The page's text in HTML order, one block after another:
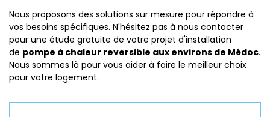
Nous proposons des solutions sur mesure pour répondre à
vos besoins spécifiques. N'hésitez pas à nous contacter
pour une étude gratuite de votre projet d'installation
de pompe à chaleur reversible aux environs de Médoc.
Nous sommes là pour vous aider à faire le meilleur choix
pour votre logement.